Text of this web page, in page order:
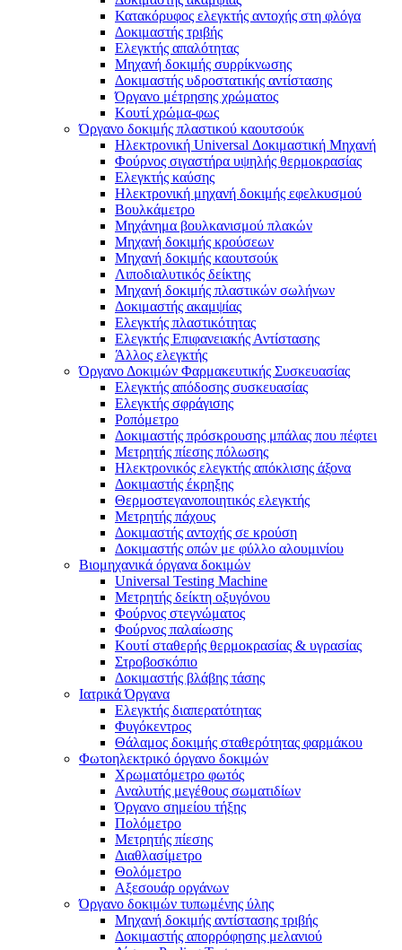
Κατακόρυφος ελεγκτής αντοχής στη φλόγα
Δοκιμαστής τριβής
Ελεγκτής απαλότητας
Μηχανή δοκιμής συρρίκνωσης
Δοκιμαστής υδροστατικής αντίστασης
Όργανο μέτρησης χρώματος
Κουτί χρώμα-φως
Όργανο δοκιμής πλαστικού καουτσούκ
Ηλεκτρονική Universal Δοκιμαστική Μηχανή
Φούρνος σιγαστήρα υψηλής θερμοκρασίας
Ελεγκτής καύσης
Ηλεκτρονική μηχανή δοκιμής εφελκυσμού
Βουλκάμετρο
Μηχάνημα βουλκανισμού πλακών
Μηχανή δοκιμής κρούσεων
Μηχανή δοκιμής καουτσούκ
Λιποδιαλυτικός δείκτης
Μηχανή δοκιμής πλαστικών σωλήνων
Δοκιμαστής ακαμψίας
Ελεγκτής πλαστικότητας
Ελεγκτής Επιφανειακής Αντίστασης
Άλλος ελεγκτής
Όργανο Δοκιμών Φαρμακευτικής Συσκευασίας
Ελεγκτής απόδοσης συσκευασίας
Ελεγκτής σφράγισης
Ροπόμετρο
Δοκιμαστής πρόσκρουσης μπάλας που πέφτει
Μετρητής πίεσης πόλωσης
Ηλεκτρονικός ελεγκτής απόκλισης άξονα
Δοκιμαστής έκρηξης
Θερμοστεγανοποιητικός ελεγκτής
Μετρητής πάχους
Δοκιμαστής αντοχής σε κρούση
Δοκιμαστής οπών με φύλλο αλουμινίου
Βιομηχανικά όργανα δοκιμών
Universal Testing Machine
Μετρητής δείκτη οξυγόνου
Φούρνος στεγνώματος
Φούρνος παλαίωσης
Κουτί σταθερής θερμοκρασίας & υγρασίας
Στροβοσκόπιο
Δοκιμαστής βλάβης τάσης
Ιατρικά Όργανα
Ελεγκτής διαπερατότητας
Φυγόκεντρος
Θάλαμος δοκιμής σταθερότητας φαρμάκου
Φωτοηλεκτρικό όργανο δοκιμών
Χρωματόμετρο φωτός
Αναλυτής μεγέθους σωματιδίων
Όργανο σημείου τήξης
Πολόμετρο
Μετρητής πίεσης
Διαθλασίμετρο
Θολόμετρο
Αξεσουάρ οργάνων
Όργανο δοκιμών τυπωμένης ύλης
Μηχανή δοκιμής αντίστασης τριβής
Δοκιμαστής απορρόφησης μελανιού